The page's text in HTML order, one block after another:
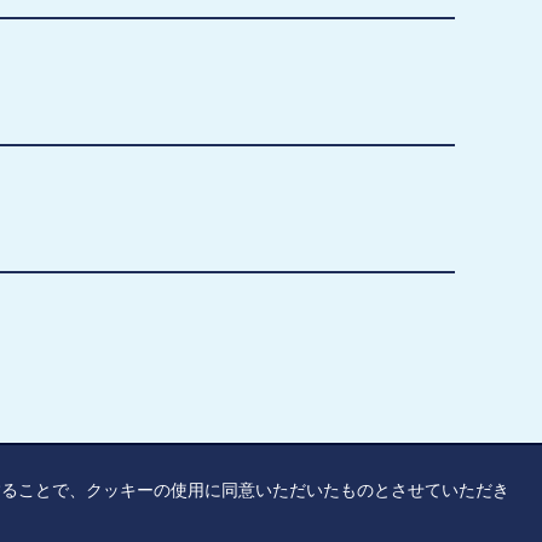
ことで、クッキーの使用に同意いただいたものとさせていただき